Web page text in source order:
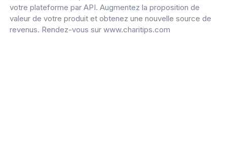
votre plateforme par API. Augmentez la proposition de
valeur de votre produit et obtenez une nouvelle source de
revenus. Rendez-vous sur www.charitips.com